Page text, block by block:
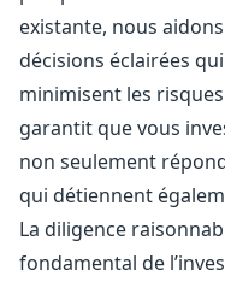
existante, nous
décisions éclairées
minimisent les
garantit que vous
non seulement
qui détiennent
La diligence
fondamental de